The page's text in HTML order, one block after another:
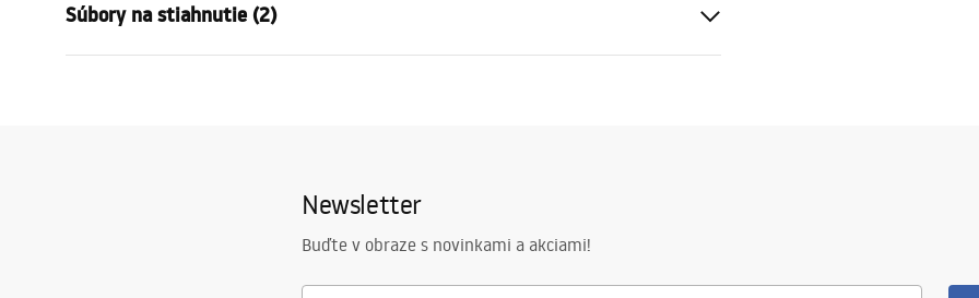
Spôsob montáže
Farba
Chróm
Chrome plating
1/2 palca
Súbory na stiahnutie (2)
Newsletter
Buďte v obraze s novinkami a akciami!